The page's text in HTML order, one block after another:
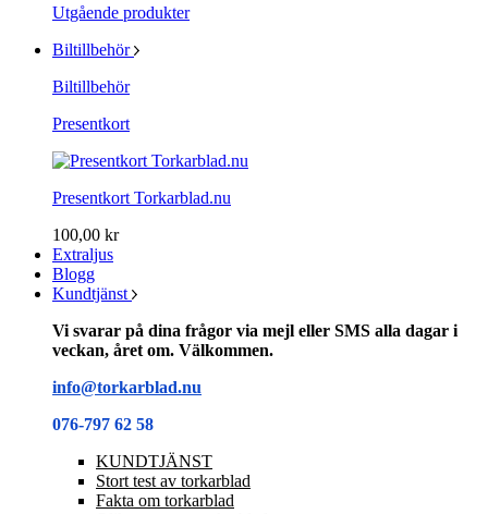
Utgående produkter
Biltillbehör
Biltillbehör
Presentkort
Presentkort Torkarblad.nu
100,00 kr
Extraljus
Blogg
Kundtjänst
Vi svarar på dina frågor via mejl eller SMS alla dagar i
veckan, året om. Välkommen.
info@torkarblad.nu
076-797 62 58
KUNDTJÄNST
Stort test av torkarblad
Fakta om torkarblad